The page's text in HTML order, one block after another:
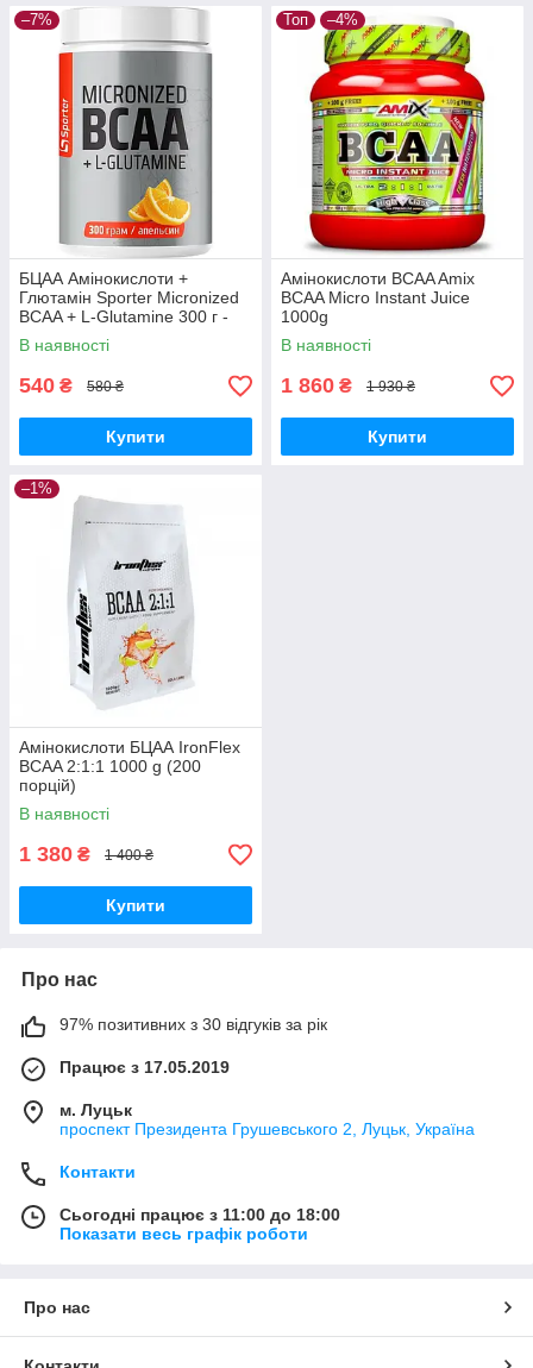
–7%
БЦАА Амінокислоти +
Глютамін Sporter Micronized
BCAA + L-Glutamine 300 г -
апельсин
В наявності
540 ₴ 580 ₴
Купити
Топ –4%
Амінокислоти BCAA Amix
BCAA Micro Instant Juice
1000g
В наявності
1 860 ₴ 1 930 ₴
Купити
–1%
Амінокислоти БЦАА IronFlex
BCAA 2:1:1 1000 g (200
порцій)
В наявності
1 380 ₴ 1 400 ₴
Купити
Про нас
97% позитивних з 30 відгуків за рік
Працює з 17.05.2019
м. Луцьк
проспект Президента Грушевського 2, Луцьк, Україна
Контакти
Сьогодні працює з 11:00 до 18:00
Показати весь графік роботи
Про нас